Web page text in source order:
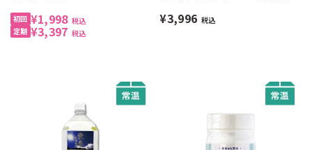
¥1,998 税込
¥3,397 税込
¥3,996 税込